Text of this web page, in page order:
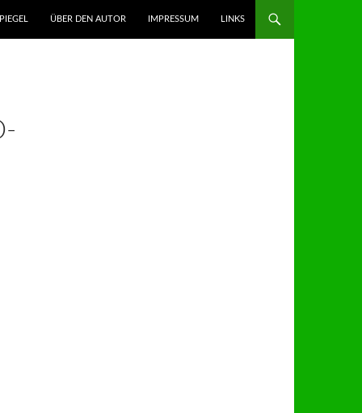
ÜBER DEN AUTOR IMPRESSUM LINKS